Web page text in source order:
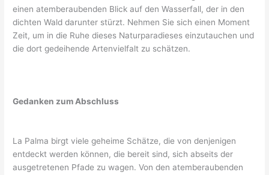
einen atemberaubenden Blick auf den Wasserfall, der in den
dichten Wald darunter stürzt. Nehmen Sie sich einen Moment
Zeit, um in die Ruhe dieses Naturparadieses einzutauchen und
die dort gedeihende Artenvielfalt zu schätzen.
Gedanken zum Abschluss
La Palma birgt viele geheime Schätze, die von denjenigen
entdeckt werden können, die bereit sind, sich abseits der
ausgetretenen Pfade zu wagen. Von den atemberaubenden